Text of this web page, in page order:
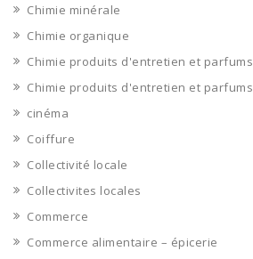
Chimie minérale
Chimie organique
Chimie produits d'entretien et parfums
Chimie produits d'entretien et parfums
cinéma
Coiffure
Collectivité locale
Collectivites locales
Commerce
Commerce alimentaire – épicerie